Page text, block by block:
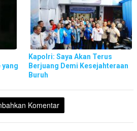
yang
Kapolri: Saya Akan Terus
Berjuang Demi Kesejahteraan
Buruh
Komentar